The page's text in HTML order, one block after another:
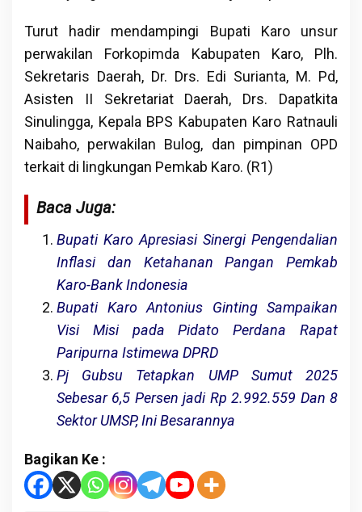
Turut hadir mendampingi Bupati Karo unsur
perwakilan Forkopimda Kabupaten Karo, Plh.
Sekretaris Daerah, Dr. Drs. Edi Surianta, M. Pd,
Asisten II Sekretariat Daerah, Drs. Dapatkita
Sinulingga, Kepala BPS Kabupaten Karo Ratnauli
Naibaho, perwakilan Bulog, dan pimpinan OPD
terkait di lingkungan Pemkab Karo. (R1)
Baca Juga:
Bupati Karo Apresiasi Sinergi Pengendalian
Inflasi dan Ketahanan Pangan Pemkab
Karo-Bank Indonesia
Bupati Karo Antonius Ginting Sampaikan
Visi Misi pada Pidato Perdana Rapat
Paripurna Istimewa DPRD
Pj Gubsu Tetapkan UMP Sumut 2025
Sebesar 6,5 Persen jadi Rp 2.992.559 Dan 8
Sektor UMSP, Ini Besarannya
Bagikan Ke :